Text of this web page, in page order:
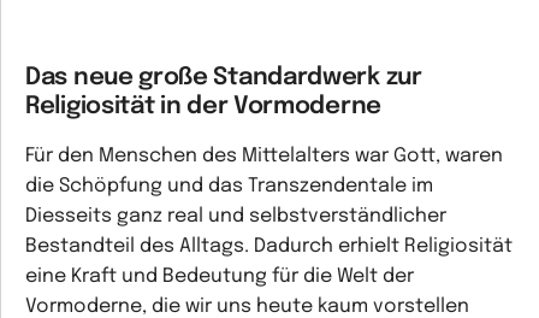
Das neue große Standardwerk zur
Religiosität in der Vormoderne
Für den Menschen des Mittelalters war Gott, waren
die Schöpfung und das Transzendentale im
Diesseits ganz real und selbstverständlicher
Bestandteil des Alltags. Dadurch erhielt Religiosität
eine Kraft und Bedeutung für die Welt der
Vormoderne, die wir uns heute kaum vorstellen